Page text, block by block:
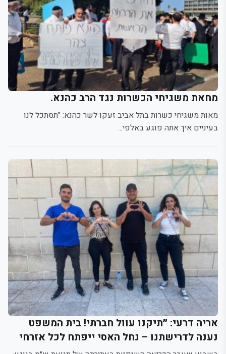
מחאת משגיחי הכשרות נגד הרב כהנא.
מאות משגיחי כשרות בתל אביב זעקו לשר כהנא: "תסתכל לנו
בעיניים איך אתה פוגע באלפי...
אריה דרעי: ״תיקנו עוול חברתי! בית המשפט
נענה לדרישתנו – נחל האסי ייפתח לכל אזרחי
ישראל"